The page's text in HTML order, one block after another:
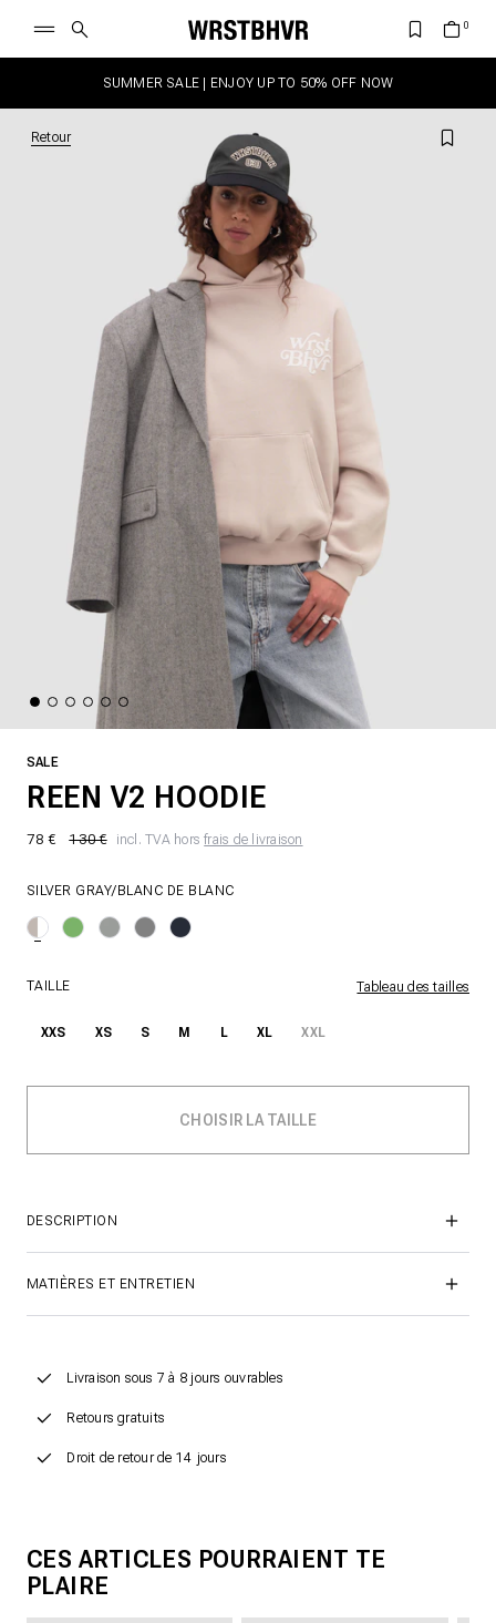
SUMMER SALE | ENJOY UP TO 50% OFF NOW
Retour
SALE
REEN V2 HOODIE
78 € 130 € incl. TVA horsfrais de livraison
SILVER GRAY/BLANC DE BLANC
TAILLE Tableau des tailles
XXS XS S M L XL XXL
DESCRIPTION
MATIÈRES ET ENTRETIEN
Livraison sous 7 à 8 jours ouvrables
Retours gratuits
Droit de retour de 14 jours
CES ARTICLES POURRAIENT TE
PLAIRE